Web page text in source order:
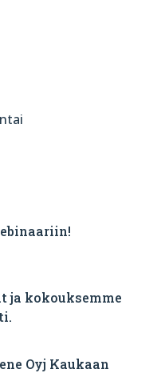
kokouksemme
Oyj Kaukaan